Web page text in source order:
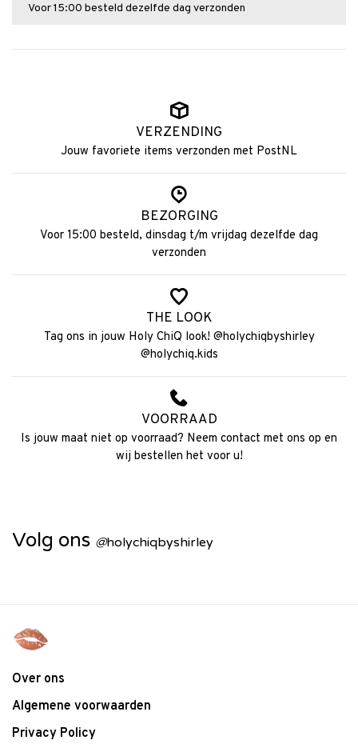
Voor 15:00 besteld dezelfde dag verzonden
VERZENDING
Jouw favoriete items verzonden met PostNL
BEZORGING
Voor 15:00 besteld, dinsdag t/m vrijdag dezelfde dag
verzonden
THE LOOK
Tag ons in jouw Holy ChiQ look! @holychiqbyshirley
@holychiq.kids
VOORRAAD
Is jouw maat niet op voorraad? Neem contact met ons op en
wij bestellen het voor u!
Volg ons @holychiqbyshirley
Over ons
Algemene voorwaarden
Privacy Policy